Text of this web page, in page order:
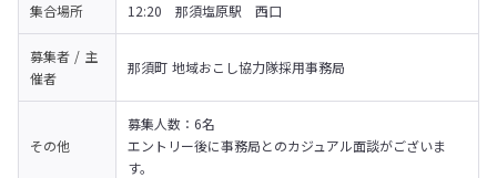
集合場所 12:20　那須塩原駅　西口
募集者 / 主
催者
那須町 地域おこし協力隊採用事務局
その他
募集人数：6名
エントリー後に事務局とのカジュアル面談がございま
す。